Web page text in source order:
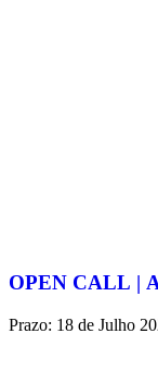
OPEN CALL |
Prazo: 18 de Julho